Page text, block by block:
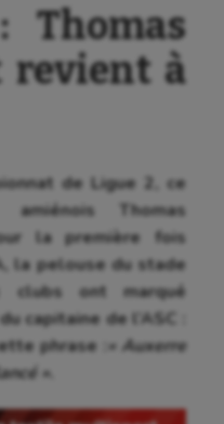
Thomas
revient à
de Ligue 2, ce
Thomas
la première fois
la pelouse du stade
clubs ont marqué
capitaine de l’ASC :
phrase : « Auxerre
».